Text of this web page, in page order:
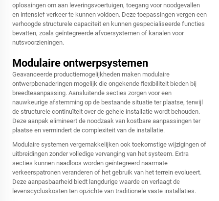
oplossingen om aan leveringsvoertuigen, toegang voor noodgevallen
en intensief verkeer te kunnen voldoen. Deze toepassingen vergen een
verhoogde structurele capaciteit en kunnen gespecialiseerde functies
bevatten, zoals geïntegreerde afvoersystemen of kanalen voor
nutsvoorzieningen.
Modulaire ontwerpsystemen
Geavanceerde productiemogelijkheden maken modulaire
ontwerpbenaderingen mogelijk die ongekende flexibiliteit bieden bij
breedteaanpassing. Aansluitende secties zorgen voor een
nauwkeurige afstemming op de bestaande situatie ter plaatse, terwijl
de structurele continuïteit over de gehele installatie wordt behouden.
Deze aanpak elimineert de noodzaak van kostbare aanpassingen ter
plaatse en vermindert de complexiteit van de installatie.
Modulaire systemen vergemakkelijken ook toekomstige wijzigingen of
uitbreidingen zonder volledige vervanging van het systeem. Extra
secties kunnen naadloos worden geïntegreerd naarmate
verkeerspatronen veranderen of het gebruik van het terrein evolueert.
Deze aanpasbaarheid biedt langdurige waarde en verlaagt de
levenscycluskosten ten opzichte van traditionele vaste installaties.